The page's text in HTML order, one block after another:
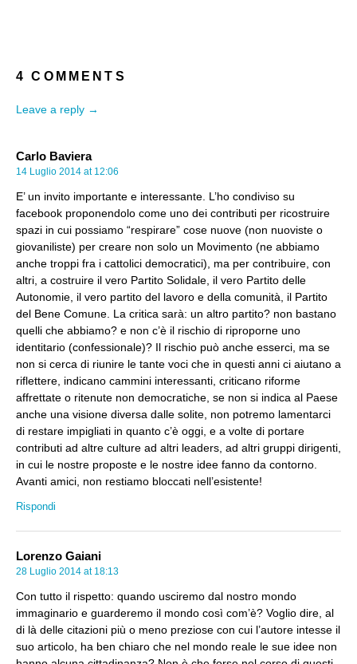
4 COMMENTS
Leave a reply →
Carlo Baviera
14 Luglio 2014 at 12:06
E’ un invito importante e interessante. L’ho condiviso su
facebook proponendolo come uno dei contributi per ricostruire
spazi in cui possiamo “respirare” cose nuove (non nuoviste o
giovaniliste) per creare non solo un Movimento (ne abbiamo
anche troppi fra i cattolici democratici), ma per contribuire, con
altri, a costruire il vero Partito Solidale, il vero Partito delle
Autonomie, il vero partito del lavoro e della comunità, il Partito
del Bene Comune. La critica sarà: un altro partito? non bastano
quelli che abbiamo? e non c’è il rischio di riproporne uno
identitario (confessionale)? Il rischio può anche esserci, ma se
non si cerca di riunire le tante voci che in questi anni ci aiutano a
riflettere, indicano cammini interessanti, criticano riforme
affrettate o ritenute non democratiche, se non si indica al Paese
anche una visione diversa dalle solite, non potremo lamentarci
di restare impigliati in quanto c’è oggi, e a volte di portare
contributi ad altre culture ad altri leaders, ad altri gruppi dirigenti,
in cui le nostre proposte e le nostre idee fanno da contorno.
Avanti amici, non restiamo bloccati nell’esistente!
Rispondi
Lorenzo Gaiani
28 Luglio 2014 at 18:13
Con tutto il rispetto: quando usciremo dal nostro mondo
immaginario e guarderemo il mondo così com’è? Voglio dire, al
di là delle citazioni più o meno preziose con cui l’autore intesse il
suo articolo, ha ben chiaro che nel mondo reale le sue idee non